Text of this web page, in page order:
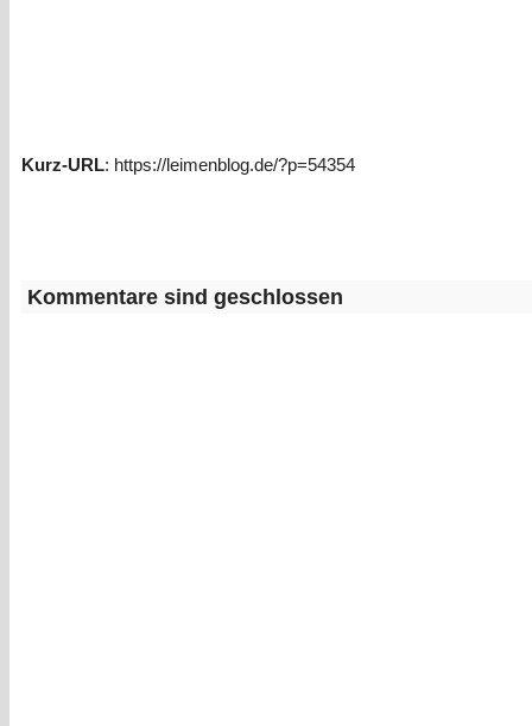
Kurz-URL: https://leimenblog.de/?p=54354
Kommentare sind geschlossen